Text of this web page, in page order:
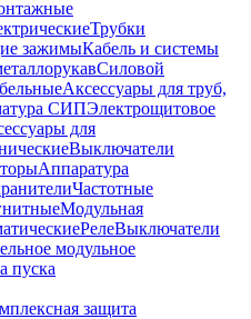
Трубки
зажимыКабель и системы
Силовой
Аксессуары для труб,
СИПЭлектрощитовое
для
Выключатели
Аппаратура
Частотные
Модульная
РелеВыключатели
модульное
пуска
защита